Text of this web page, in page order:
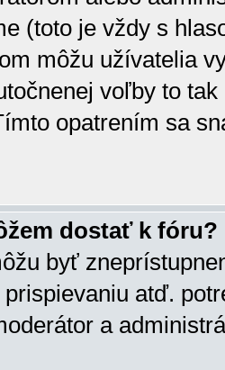
(toto je vždy s
môžu užívatelia
voľby to
opatrením sa
dostať k fóru?
byť
atď.
a